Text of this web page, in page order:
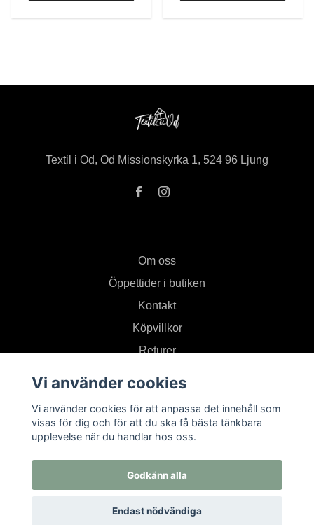
Textil i Od, Od Missionskyrka 1, 524 96 Ljung
Om oss
Öppettider i butiken
Kontakt
Köpvillkor
Returer
Prenumerera på vårt nyhetsbrev
© 2026 Textil i Od
Vi använder cookies
Vi använder cookies för att anpassa det innehåll som
visas för dig och för att du ska få bästa tänkbara
upplevelse när du handlar hos oss.
Godkänn alla
Endast nödvändiga